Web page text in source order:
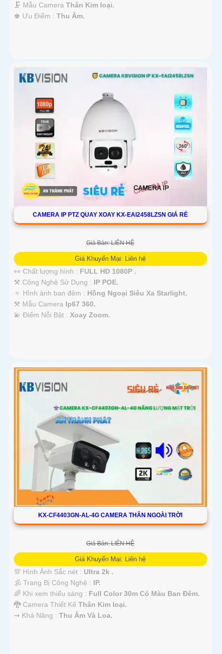
🗜️ Mẫu Camera Thân Kim loại.
️♚ Ưu Điểm : Thu Âm.
CAMERA IP PTZ QUAY XOAY KX-EAI2458LZSN GIÁ RẺ
Giá Bán: LIÊN HỆ
Giá Khuyến Mại: Liên hệ
👀 Chất lượng hình : FULL HD 1080P .
⚒ Công Nghệ Sử Dụng : IP POE.
🔅 Hình ảnh ban đêm : Hồng Ngoại Siêu Xa Starlight.
⚒ Mẫu Camera Ip67 360.
️💫 Điểm Nỗi Bật : Xoay Zoom.
KX-CF4403GN-AL-4G CAMERA THÂN NGOÀI TRỜI
Giá Bán: LIÊN HỆ
Giá Khuyến Mại: Liên hệ
💯 Hình Ảnh Sắc nét : Ultra 2k .
🕉️ Trang Bị Công Nghệ : IP.
🌈 Khi xem thiếu sáng : Full Color 30m Có Màu Ban Ðêm.
🐉️ Camera Thiết Kế Thân Kim loại.
️⇝ Khả Năng : Thu Âm Và Loa.